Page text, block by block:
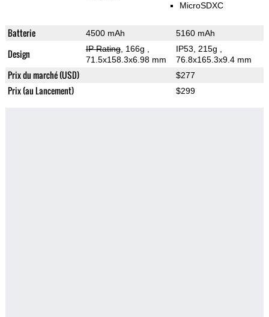
MicroSDXC
Batterie 4500 mAh 5160 mAh
Design IP Rating, 166g
71.5x158.3x6.98 mm
IP53, 215g
76.8x165.3x9.4 mm
Prix du marché (USD) $277
Prix (au Lancement) $299